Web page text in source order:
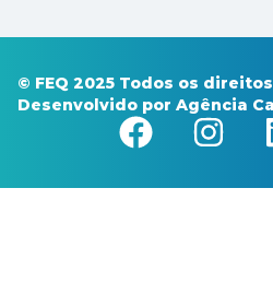
© FEQ 2025 Todos os
Desenvolvido por Agência